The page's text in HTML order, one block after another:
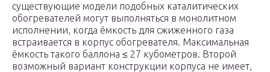
существующие модели подобных каталитических
обогревателей могут выполняться в монолитном
исполнении, когда ёмкость для сжиженного газа
встраивается в корпус обогревателя. Максимальная
ёмкость такого баллона ≤ 27 кубометров. Второй
возможный вариант конструкции корпуса не имеет,